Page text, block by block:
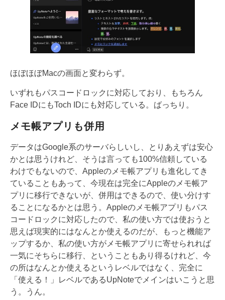
ほぼほぼMacの画面と変わらず。
いずれもパスコードロックに対応しており、もちろん
Face IDにもToch IDにも対応している。ばっちり。
メモ帳アプリも併用
データはGoogle系のサーバらしいし、とりあえずは安心
かとは思うけれど、そうは言っても100%信頼している
わけでもないので、Appleのメモ帳アプリも進化してき
ていることもあって、今現在は完全にAppleのメモ帳ア
プリに移行できないが、併用はできるので、使い分けす
ることになるかとは思う。Appleのメモ帳アプリもパス
コードロックに対応したので、私の使い方では使おうと
思えば現実的にはなんとか使えるのだが、もっと機能ア
ップするか、私の使い方がメモ帳アプリに寄せられれば
一気にそちらに移行、ということもあり得るけれど、今
の所はなんとか使えるというレベルではなく、完全に
「使える！」レベルであるUpNoteでメインはいこうと思
う。うん。